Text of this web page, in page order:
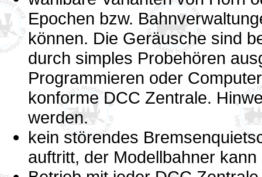
Epochen bzw.
können. Die Geräusche sind
durch simples Probehören
Programmieren oder
konforme DCC Zentrale.
werden.
kein störendes
auftritt, der Modellbahner